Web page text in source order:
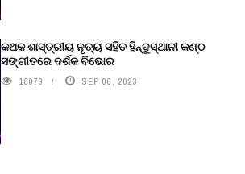
କଥକ ଶାସ୍ତ୍ରୀୟ ନୃତ୍ୟ ସହିତ ହିନ୍ଦୁସ୍ଥାନୀ କଣ୍ଠ
ସଙ୍ଗୀତରେ ଦର୍ଶକ ବିଭୋର
18079 SEP 06, 2023